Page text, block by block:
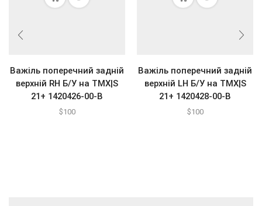
Важіль поперечний задній
верхній RH Б/У на ТМХ|S
21+ 1420426-00-В
$100
Важіль поперечний задній
верхній LH Б/У на ТМХ|S
21+ 1420428-00-В
$100